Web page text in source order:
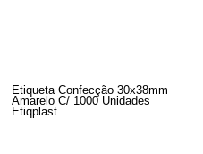
Etiqueta Confecção 30x38mm
Amarelo C/ 1000 Unidades
Etiqplast